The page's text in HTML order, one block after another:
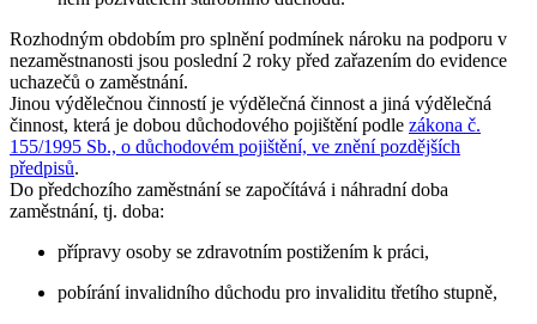
Rozhodným obdobím pro splnění podmínek nároku na podporu v
nezaměstnanosti jsou poslední 2 roky před zařazením do evidence
uchazečů o zaměstnání.
Jinou výdělečnou činností je výdělečná činnost a jiná výdělečná
činnost, která je dobou důchodového pojištění podle zákona č.
155/1995 Sb., o důchodovém pojištění, ve znění pozdějších
předpisů.
Do předchozího zaměstnání se započítává i náhradní doba
zaměstnání, tj. doba:
přípravy osoby se zdravotním postižením k práci,
pobírání invalidního důchodu pro invaliditu třetího stupně,